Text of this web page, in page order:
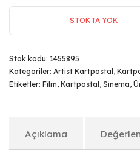
STOKTA YOK
Stok kodu: 1455895
Kategoriler: Artist Kartpostal ,
Etiketler: Film, Kartpostal , Sinema,
Açıklama